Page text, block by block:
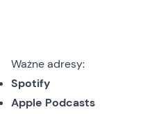
Ważne adresy:
Spotify
Apple Podcasts